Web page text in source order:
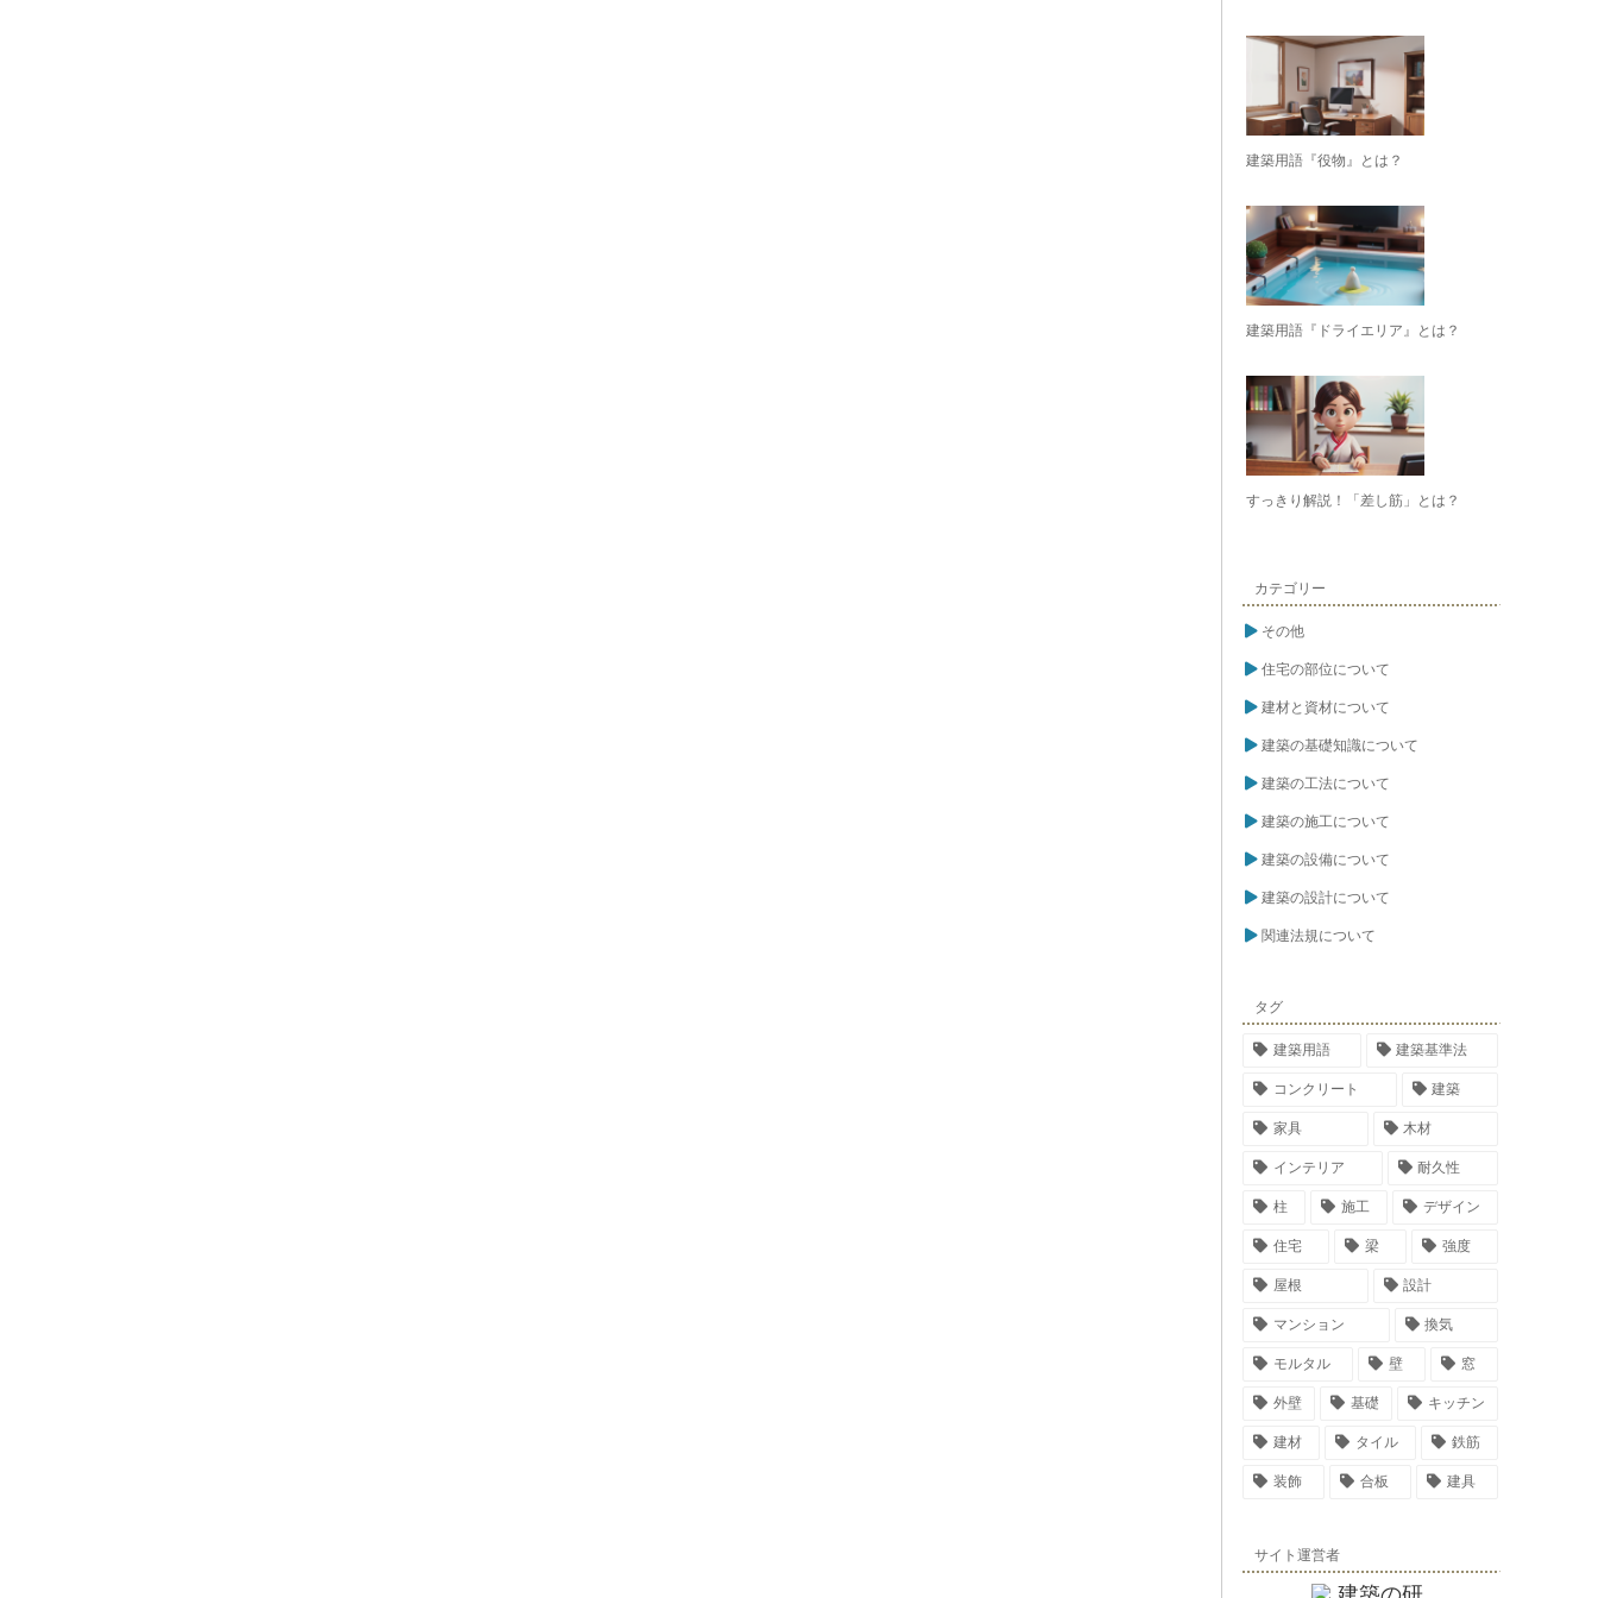
建築用語『役物』とは？
建築用語『ドライエリア』とは？
すっきり解説！「差し筋」とは？
カテゴリー
その他
住宅の部位について
建材と資材について
建築の基礎知識について
建築の工法について
建築の施工について
建築の設備について
建築の設計について
関連法規について
タグ
建築用語 建築基準法
コンクリート 建築
家具 木材
インテリア 耐久性
柱 施工 デザイン
住宅 梁 強度
屋根 設計
マンション 換気
モルタル 壁 窓
外壁 基礎 キッチン
建材 タイル 鉄筋
装飾 合板 建具
サイト運営者